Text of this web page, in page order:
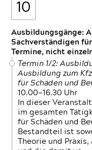
10
Ausbildungsgänge:
Sachverständigen
Termine, nicht
Termin 1/2:
Ausbildung zum
für Schäden und
10.00—16.30 Uhr
In dieser
im gesamten
für Schäden und
Bestandteil ist
Theorie und